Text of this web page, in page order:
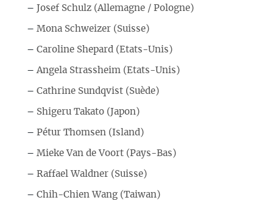
– Josef Schulz (Allemagne / Pologne)
– Mona Schweizer (Suisse)
– Caroline Shepard (Etats-Unis)
– Angela Strassheim (Etats-Unis)
– Cathrine Sundqvist (Suède)
– Shigeru Takato (Japon)
– Pétur Thomsen (Island)
– Mieke Van de Voort (Pays-Bas)
– Raffael Waldner (Suisse)
– Chih-Chien Wang (Taiwan)